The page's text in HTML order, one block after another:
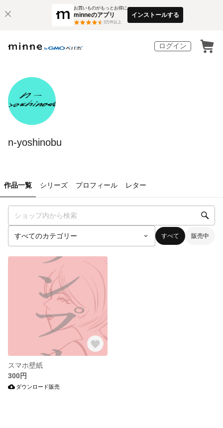
お買いものがもっとお得に
minneのアプリ
3万件以上
インストールする
ログイン
n-yoshinobu
作品一覧 シリーズ プロフィール レター
すべて 販売中
スマホ壁紙
300円
ダウンロード販売